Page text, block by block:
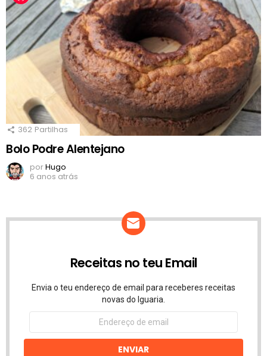
362 Partilhas
Bolo Podre Alentejano
porHugo
6 anos atrás
Receitas no teu Email
Envia o teu endereço de email para receberes receitas
novas do Iguaria.
Endereço
email
ENVIAR